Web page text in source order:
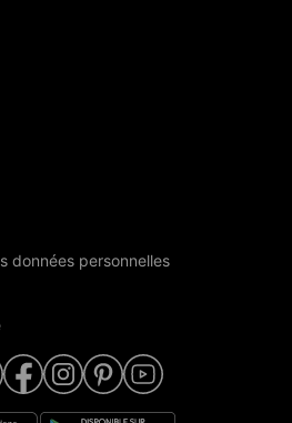
données personnelles